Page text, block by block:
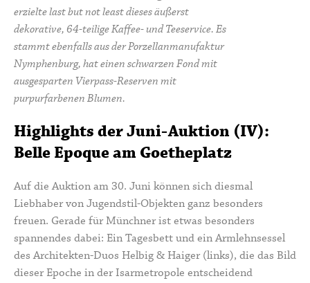
erzielte last but not least dieses äußerst
dekorative, 64-teilige Kaffee- und Teeservice. Es
stammt ebenfalls aus der Porzellanmanufaktur
Nymphenburg, hat einen schwarzen Fond mit
ausgesparten Vierpass-Reserven mit
purpurfarbenen Blumen.
Highlights der Juni-Auktion (IV):
Belle Epoque am Goetheplatz
Auf die Auktion am 30. Juni können sich diesmal
Liebhaber von Jugendstil-Objekten ganz besonders
freuen. Gerade für Münchner ist etwas besonders
spannendes dabei: Ein Tagesbett und ein Armlehnsessel
des Architekten-Duos Helbig & Haiger (links), die das Bild
dieser Epoche in der Isarmetropole entscheidend